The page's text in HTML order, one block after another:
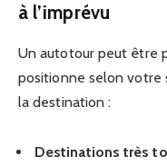
à l’imprévu
Un autotour peut être
positionne selon votre
la destination :
Destinations très